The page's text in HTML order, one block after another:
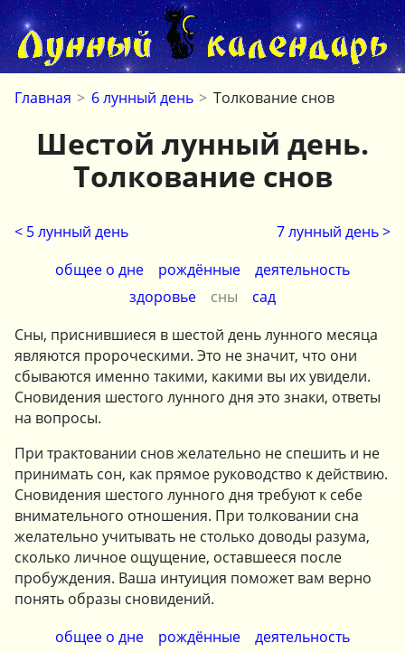
Главная > 6 лунный день > Толкование снов
Шестой лунный день.
Толкование снов
< 5 лунный день
7 лунный день >
общее о дне
рождённые
деятельность
здоровье
сны
сад
Сны, приснившиеся в шестой день лунного месяца
являются пророческими. Это не значит, что они
сбываются именно такими, какими вы их увидели.
Сновидения шестого лунного дня это знаки, ответы
на вопросы.
При трактовании снов желательно не спешить и не
принимать сон, как прямое руководство к действию.
Сновидения шестого лунного дня требуют к себе
внимательного отношения. При толковании сна
желательно учитывать не столько доводы разума,
сколько личное ощущение, оставшееся после
пробуждения. Ваша интуиция поможет вам верно
понять образы сновидений.
общее о дне
рождённые
деятельность